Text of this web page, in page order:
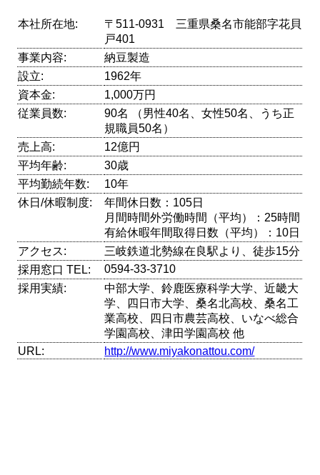
本社所在地:
〒511-0931 三重県桑名市能部字花貝
戸401
事業内容:
納豆製造
設立:
1962年
資本金:
1,000万円
従業員数:
90名 （男性40名、女性50名、うち正
規職員50名）
売上高:
12億円
平均年齢:
30歳
平均勤続年数:
10年
休日/休暇制度:
年間休日数：105日
月間時間外労働時間（平均）：25時間
有給休暇年間取得日数（平均）：10日
アクセス:
三岐鉄道北勢線在良駅より、徒歩15分
採用窓口 TEL:
0594-33-3710
採用実績:
中部大学、鈴鹿医療科学大学、近畿大
学、四日市大学、桑名北高校、桑名工
業高校、四日市農芸高校、いなべ総合
学園高校、津田学園高校 他
URL:
http://www.miyakonattou.com/